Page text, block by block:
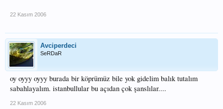
22 Kasım 2006
Avciperdeci
SeRDaR
oy oyyy oyyy burada bir köprümüz bile yok gidelim balık tutalım
sabahlayalım. istanbullular bu açıdan çok şanslılar....
22 Kasım 2006